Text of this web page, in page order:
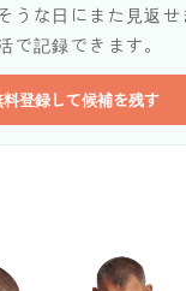
うな日にまた見返せ
で記録できます。
登録して候補を残す